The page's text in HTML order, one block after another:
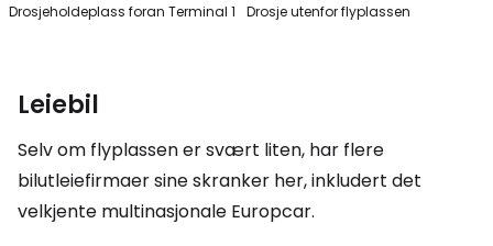
Drosjeholdeplass foran Terminal 1 Drosje utenfor flyplassen
Leiebil
Selv om flyplassen er svært liten, har flere
bilutleiefirmaer sine skranker her, inkludert det
velkjente multinasjonale Europcar.